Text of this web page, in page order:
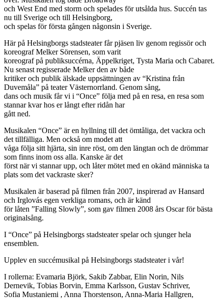
och West End med storm och spelades för utsålda hus. Succén tas
nu till Sverige och till Helsingborg,
och spelas för första gången någonsin i Sverige.
Här på Helsingborgs stadsteater får pjäsen liv genom regissör och
koreograf Melker Sörensen, som varit
koreograf på publiksuccérna, Äppelkriget, Tysta Maria och Cabaret.
Nu senast regisserade Melker den av både
kritiker och publik älskade uppsättningen av “Kristina från
Duvemåla” på teater Västernorrland. Genom sång,
dans och musik får vi i “Once” följa med på en resa, en resa som
stannar kvar hos er långt efter ridån har
gått ned.
Musikalen “Once” är en hyllning till det ömtåliga, det vackra och
det tillfälliga. Men också om modet att
våga följa sitt hjärta, sin inre röst, om den längtan och de drömmar
som finns inom oss alla. Kanske är det
först när vi stannar upp, och låter mötet med en okänd människa ta
plats som det vackraste sker?
Musikalen är baserad på filmen från 2007, inspirerad av Hansard
och Irglovás egen verkliga romans, och är känd
för låten ”Falling Slowly”, som gav filmen 2008 års Oscar för bästa
originalsång.
I “Once” på Helsingborgs stadsteater spelar och sjunger hela
ensemblen.
Upplev en succémusikal på Helsingborgs stadsteater i vår!
I rollerna: Evamaria Björk, Sakib Zabbar, Elin Norin, Nils
Dernevik, Tobias Borvin, Emma Karlsson, Gustav Schriver,
Sofia Mustaniemi , Anna Thorstenson, Anna-Maria Hallgren,